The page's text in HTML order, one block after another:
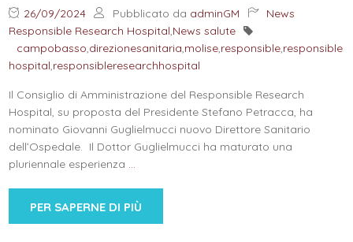
26/09/2024 Pubblicato da adminGM
News
Responsible Research Hospital,News salute
campobasso,direzionesanitaria,molise,responsible,responsible
hospital,responsibleresearchhospital
Il Consiglio di Amministrazione del Responsible Research
Hospital, su proposta del Presidente Stefano Petracca, ha
nominato Giovanni Guglielmucci nuovo Direttore Sanitario
dell’Ospedale. Il Dottor Guglielmucci ha maturato una
pluriennale esperienza …
PER SAPERNE DI PIÙ